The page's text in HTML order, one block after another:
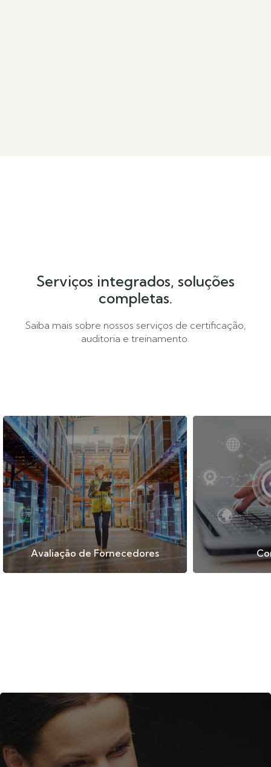
Serviços integrados, soluções
completas.
Saiba mais sobre nossos serviços de certificação,
auditoria e treinamento.
Avaliação de Fornecedores